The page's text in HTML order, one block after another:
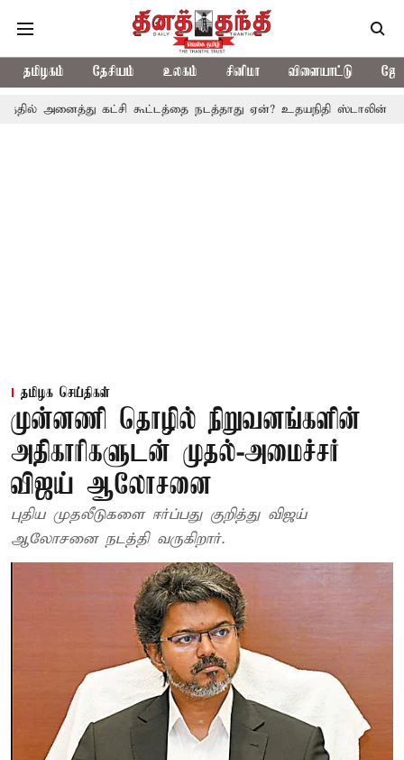
தமிழகம் தேசியம் உலகம் சினிமா விளையாட்டு
கட்சி கூட்டத்தை நடத்தாது ஏன்? உதயநிதி ஸ்டாலின் கேள்வி
தமிழக செய்திகள்
முன்னணி தொழில் நிறுவனங்களின்
அதிகாரிகளுடன் முதல்-அமைச்சர்
விஜய் ஆலோசனை
புதிய முதலீடுகளை ஈர்ப்பது குறித்து விஜய்
ஆலோசனை நடத்தி வருகிறார்.